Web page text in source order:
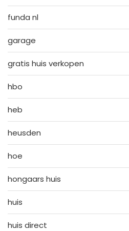
funda nl
garage
gratis huis verkopen
hbo
heb
heusden
hoe
hongaars huis
huis
huis direct